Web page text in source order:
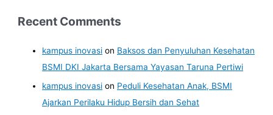
Recent Comments
kampus inovasi on Baksos dan Penyuluhan Kesehatan
BSMI DKI Jakarta Bersama Yayasan Taruna Pertiwi
kampus inovasi on Peduli Kesehatan Anak, BSMI
Ajarkan Perilaku Hidup Bersih dan Sehat